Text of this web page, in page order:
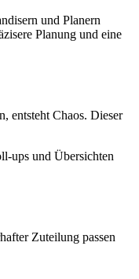
und Planern
Planung und eine
entsteht Chaos. Dieser
ups und Übersichten
Zuteilung passen